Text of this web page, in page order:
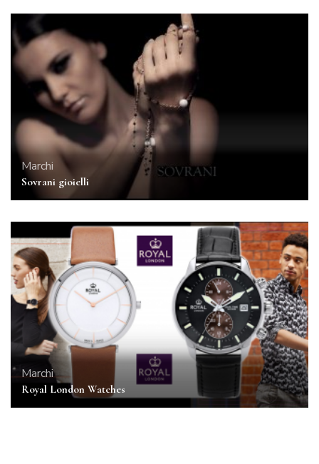
Marchi
Sovrani gioielli
Marchi
Royal London Watches